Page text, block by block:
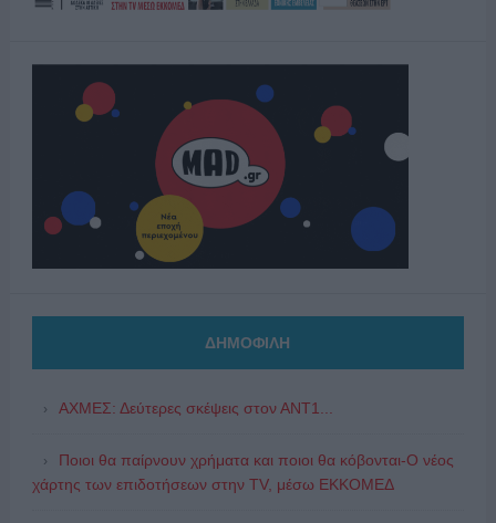
ΔΗΜΟΦΙΛΗ
ΑΧΜΕΣ: Δεύτερες σκέψεις στον ΑΝΤ1...
Ποιοι θα παίρνουν χρήματα και ποιοι θα κόβονται-Ο νέος
χάρτης των επιδοτήσεων στην TV, μέσω ΕΚΚΟΜΕΔ